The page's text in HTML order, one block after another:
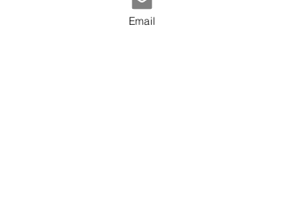
~ TOT MERINO SILK 80% mérinos
SW / 20% soie • 100g / 365m - 399
Email